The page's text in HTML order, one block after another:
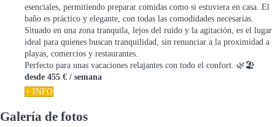
esenciales, permitiendo preparar comidas como si estuviera en casa. El
baño es práctico y elegante, con todas las comodidades necesarias.
Situado en una zona tranquila, lejos del ruido y la agitación, es el lugar
ideal para quienes buscan tranquilidad, sin renunciar a la proximidad a
playas, comercios y restaurantes.
Perfecto para unas vacaciones relajantes con todo el confort. 🌿🏖️
desde 455 € / semana
+ INFO
Galería de fotos